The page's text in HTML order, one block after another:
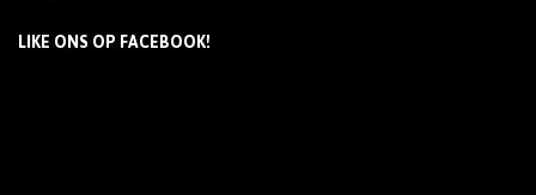
LIKE ONS OP FACEBOOK!